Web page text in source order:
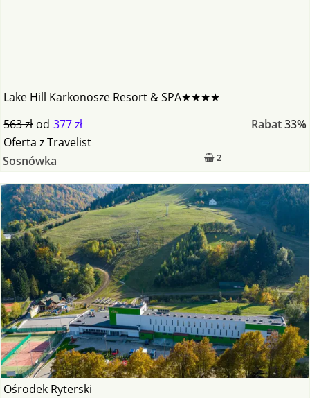
Lake Hill Karkonosze Resort & SPA★★★★
563 zł od 377 zł Rabat33%
2
Oferta zTravelist
Sosnówka
Ośrodek Ryterski